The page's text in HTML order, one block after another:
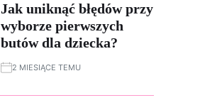
Jak uniknąć błędów przy
wyborze pierwszych
butów dla dziecka?
2 MIESIĄCE TEMU